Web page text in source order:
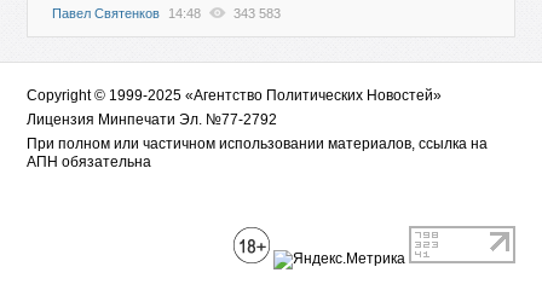
Павел Святенков 14:48 343 583
Copyright © 1999-2025 «Агентство Политических Новостей»
Лицензия Минпечати Эл. №77-2792
При полном или частичном использовании материалов, ссылка на
АПН обязательна